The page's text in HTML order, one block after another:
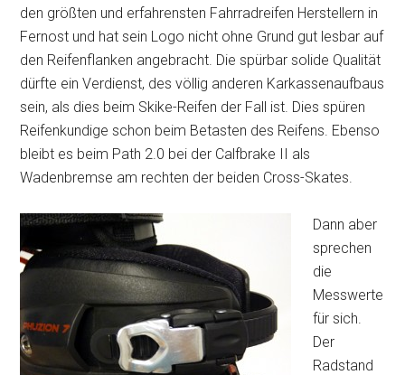
den größten und erfahrensten Fahrradreifen Herstellern in
Fernost und hat sein Logo nicht ohne Grund gut lesbar auf
den Reifenflanken angebracht. Die spürbar solide Qualität
dürfte ein Verdienst, des völlig anderen Karkassenaufbaus
sein, als dies beim Skike-Reifen der Fall ist. Dies spüren
Reifenkundige schon beim Betasten des Reifens. Ebenso
bleibt es beim Path 2.0 bei der Calfbrake II als
Wadenbremse am rechten der beiden Cross-Skates.
Dann aber
sprechen
die
Messwerte
für sich.
Der
Radstand